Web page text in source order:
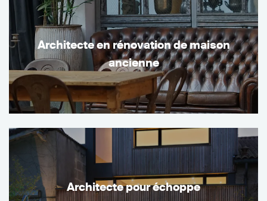
Architecte en rénovation de maison
ancienne
Architecte pour échoppe